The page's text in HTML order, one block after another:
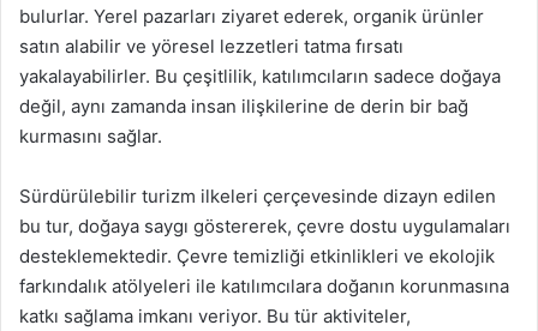
bulurlar. Yerel pazarları ziyaret ederek, organik ürünler
satın alabilir ve yöresel lezzetleri tatma fırsatı
yakalayabilirler. Bu çeşitlilik, katılımcıların sadece doğaya
değil, aynı zamanda insan ilişkilerine de derin bir bağ
kurmasını sağlar.
Sürdürülebilir turizm ilkeleri çerçevesinde dizayn edilen
bu tur, doğaya saygı göstererek, çevre dostu uygulamaları
desteklemektedir. Çevre temizliği etkinlikleri ve ekolojik
farkındalık atölyeleri ile katılımcılara doğanın korunmasına
katkı sağlama imkanı veriyor. Bu tür aktiviteler,